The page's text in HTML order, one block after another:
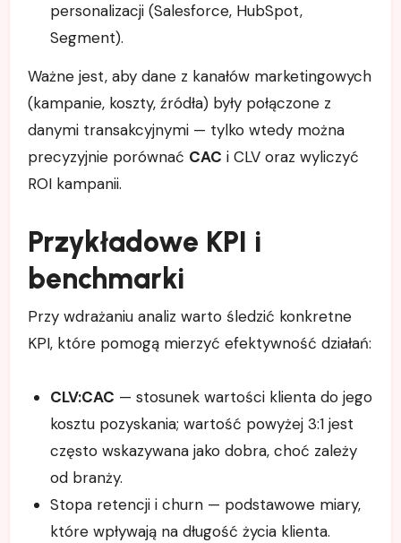
personalizacji (Salesforce, HubSpot,
Segment).
Ważne jest, aby dane z kanałów marketingowych
(kampanie, koszty, źródła) były połączone z
danymi transakcyjnymi — tylko wtedy można
precyzyjnie porównać CAC i CLV oraz wyliczyć
ROI kampanii.
Przykładowe KPI i
benchmarki
Przy wdrażaniu analiz warto śledzić konkretne
KPI, które pomogą mierzyć efektywność działań:
CLV:CAC — stosunek wartości klienta do jego
kosztu pozyskania; wartość powyżej 3:1 jest
często wskazywana jako dobra, choć zależy
od branży.
Stopa retencji i churn — podstawowe miary,
które wpływają na długość życia klienta.